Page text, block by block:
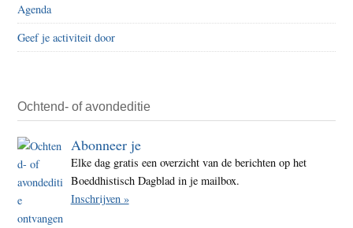
India
Agenda
Geef je activiteit door
Ochtend- of avondeditie
Abonneer je
Elke dag gratis een overzicht van de berichten op het
Boeddhistisch Dagblad in je mailbox.
Inschrijven »